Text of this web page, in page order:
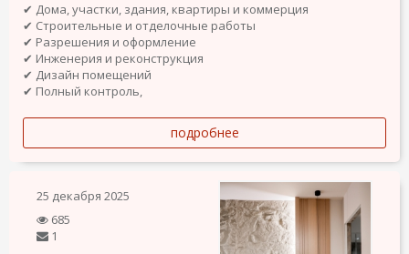
✔ Дома, участки, здания, квартиры и коммерция
✔ Строительные и отделочные работы
✔ Разрешения и оформление
✔ Инженерия и реконструкция
✔ Дизайн помещений
✔ Полный контроль,
подробнее
25 декабря 2025
685
1